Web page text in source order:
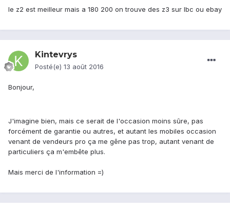
le z2 est meilleur mais a 180 200 on trouve des z3 sur lbc ou ebay
Kintevrys
Posté(e) 13 août 2016
Bonjour,
J'imagine bien, mais ce serait de l'occasion moins sûre, pas
forcément de garantie ou autres, et autant les mobiles occasion
venant de vendeurs pro ça me gêne pas trop, autant venant de
particuliers ça m'embête plus.
Mais merci de l'information =)